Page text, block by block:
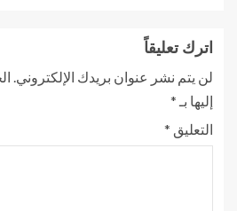
اترك تعليقاً
لن يتم نشر عنوان بريدك الإلكتروني.
إليها بـ *
التعليق *